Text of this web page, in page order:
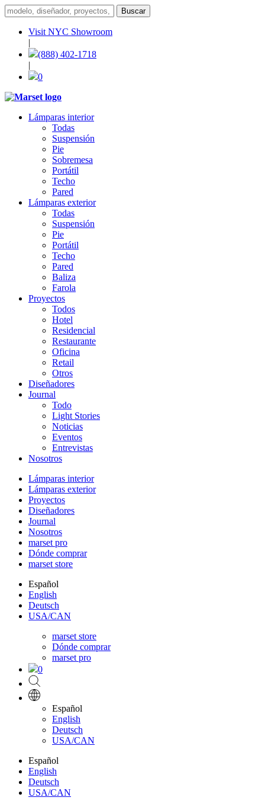
Visit NYC Showroom
|
(888) 402-1718
|
0
Lámparas interior
Todas
Suspensión
Pie
Sobremesa
Portátil
Techo
Pared
Lámparas exterior
Todas
Suspensión
Pie
Portátil
Techo
Pared
Baliza
Farola
Proyectos
Todos
Hotel
Residencial
Restaurante
Oficina
Retail
Otros
Diseñadores
Journal
Todo
Light Stories
Noticias
Eventos
Entrevistas
Nosotros
Lámparas interior
Lámparas exterior
Proyectos
Diseñadores
Journal
Nosotros
marset pro
Dónde comprar
marset store
Español
English
Deutsch
USA/CAN
marset store
Dónde comprar
marset pro
0
Español
English
Deutsch
USA/CAN
Español
English
Deutsch
USA/CAN